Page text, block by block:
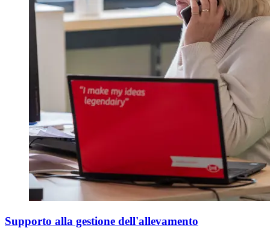
Supporto alla gestione dell'allevamento